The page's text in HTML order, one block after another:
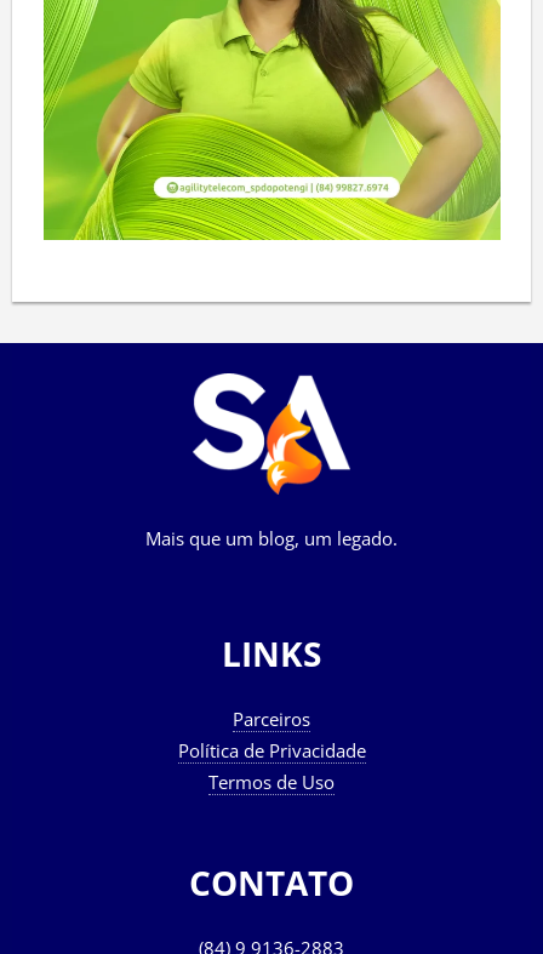
Mais que um blog, um legado.
LINKS
Parceiros
Política de Privacidade
Termos de Uso
CONTATO
(84) 9 9136-2883